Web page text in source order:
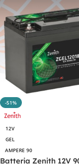
-51%
12V
GEL
AMPERE 90
Batteria Zenith 12V